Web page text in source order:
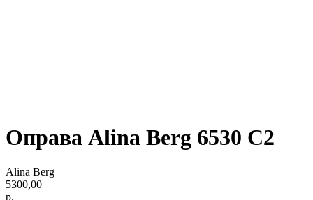
Оправа Alina Berg 6530 С2
Alina Berg
5300,00
р.